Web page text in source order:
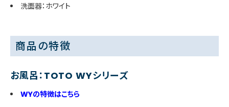
洗面器：ホワイト
商品の特徴
お風呂：TOTO WYシリーズ
WYの特徴はこちら